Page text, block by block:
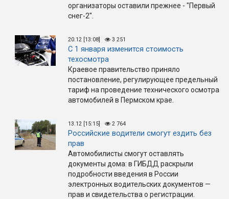
организаторы оставили прежнее - "Первый
снег-2".
20.12 [13:08] 3 251
С 1 января изменится стоимость
техосмотра
Краевое правительство приняло
постановление, регулирующее предельный
тариф на проведение технического осмотра
автомобилей в Пермском крае.
13.12 [15:15] 2 764
Российские водители смогут ездить без
прав
Автомобилисты смогут оставлять
документы дома: в ГИБДД раскрыли
подробности введения в России
электронных водительских документов —
прав и свидетельства о регистрации.